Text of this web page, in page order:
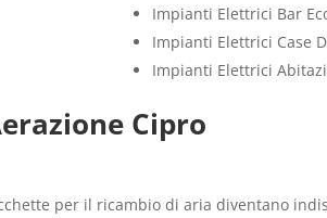
Impianti Elettrici Bar
Impianti Elettrici Case
Impianti Elettrici
Cipro
per il ricambio di aria diventano